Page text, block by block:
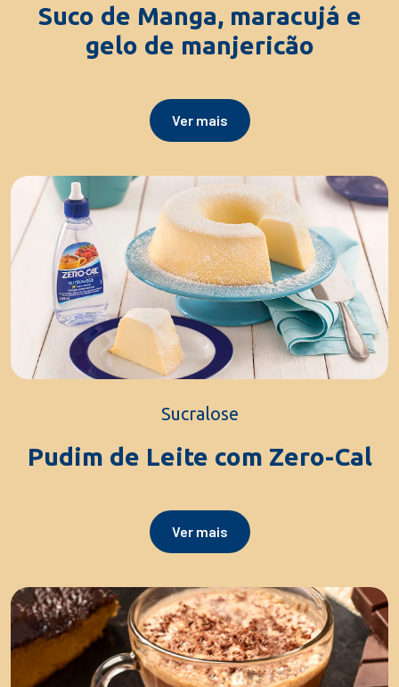
Suco de Manga, maracujá e
gelo de manjericão
Ver mais
Sucralose
Pudim de Leite com Zero-Cal
Ver mais